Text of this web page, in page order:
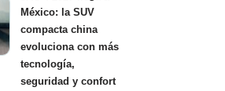
México: la SUV
compacta china
evoluciona con más
tecnología,
seguridad y confort